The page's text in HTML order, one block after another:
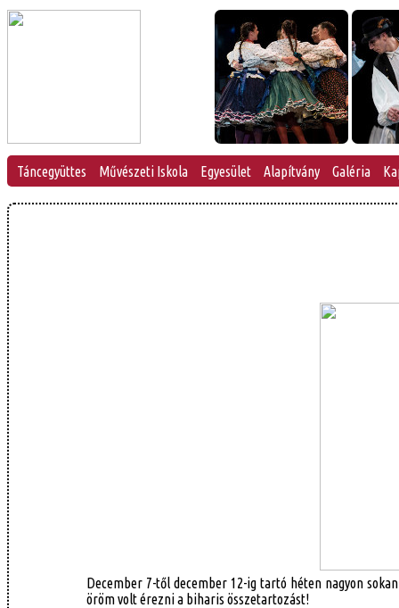
Táncegyüttes Művészeti Iskola Egyesület Alapítvány Galéria
December 7-től december 12-ig tartó héten nagyon
öröm volt érezni a biharis összetartozást!